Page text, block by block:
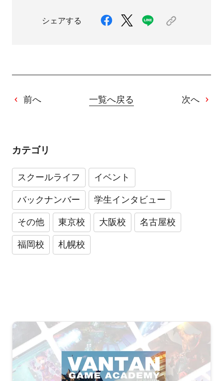
シェアする
前へ 一覧へ戻る 次へ
カテゴリ
スクールライフ イベント
バックナンバー 学生インタビュー
その他 東京校 大阪校 名古屋校
福岡校 札幌校